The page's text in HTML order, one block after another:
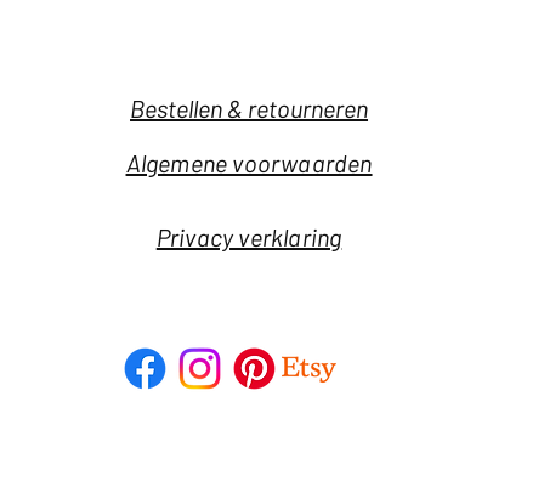
Bestellen & retourneren
Algemene voorwaarden
Privacy verklaring